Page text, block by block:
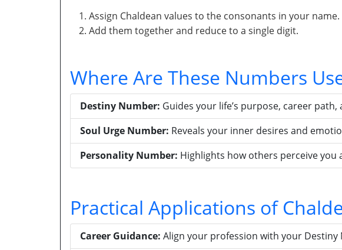
Assign Chaldean values to the consonants in your name.
Add them together and reduce to a single digit.
Where Are These Numbers
Destiny Number: Guides your life’s purpose, career
Soul Urge Number: Reveals your inner desires and
Personality Number: Highlights how others perceive you
Practical Applications of
Career Guidance: Align your profession with your Destiny